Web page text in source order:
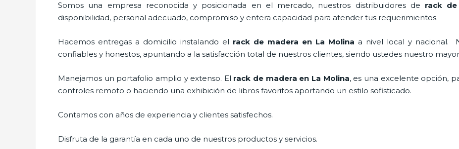
Somos una empresa reconocida y posicionada en el mercado, nuestros distribuidores de rack
disponibilidad, personal adecuado, compromiso y entera capacidad para atender tus requerimientos.
Hacemos entregas a domicilio instalando el rack de madera en La Molina a nivel local y nacional.
confiables y honestos, apuntando a la satisfacción total de nuestros clientes, siendo ustedes nuestro
Manejamos un portafolio amplio y extenso. El rack de madera en La Molina, es una excelente opción,
controles remoto o haciendo una exhibición de libros favoritos aportando un estilo sofisticado.
Contamos con años de experiencia y clientes satisfechos.
Disfruta de la garantía en cada uno de nuestros productos y servicios.